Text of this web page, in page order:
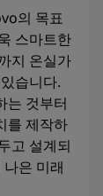
의 목표
스마트한
지 온실가
습니다.
는 것부터
를 제작하
고 설계되
은 미래